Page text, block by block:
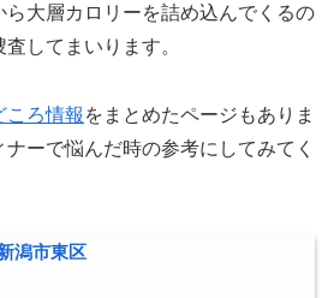
大層カロリーを詰め込んでくるの
してまいります。
ころ情報 をまとめたページもありま
ーで悩んだ時の参考にしてみてく
潟市東区